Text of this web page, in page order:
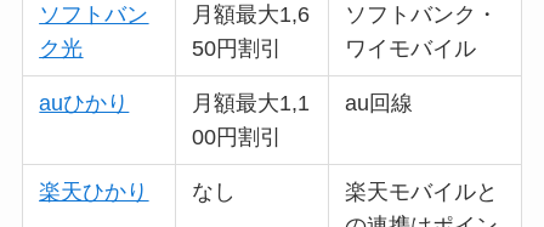
ソフトバン
ク光
月額最大1,6
50円割引
ソフトバンク・
ワイモバイル
auひかり
月額最大1,1
00円割引
au回線
楽天ひかり なし
楽天モバイルと